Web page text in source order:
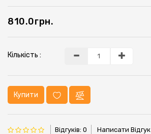
810.0грн.
Кількість :
Купити
Відгуків: 0 Написати Відгук